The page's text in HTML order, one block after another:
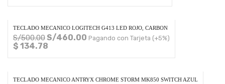
TECLADO MECANICO LOGITECH G413 LED ROJO, CARBON
S/500.00S/460.00 Pagando con Tarjeta (+5%)
$ 134.78
TECLADO MECANICO ANTRYX CHROME STORM MK850 SWITCH AZUL